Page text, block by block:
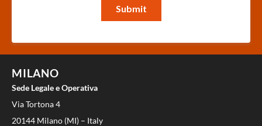
MILANO
Sede Legale e Operativa
Via Tortona 4
20144 Milano (MI) – Italy